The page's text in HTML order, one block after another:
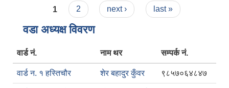
Pages
1 2 next › last »
वडा अध्यक्ष विवरण
वार्ड नं. नाम थर सम्पर्क नं.
वार्ड न. १ हस्तिचौर शेर बहादुर कुँवर ९८५७०६४८४७